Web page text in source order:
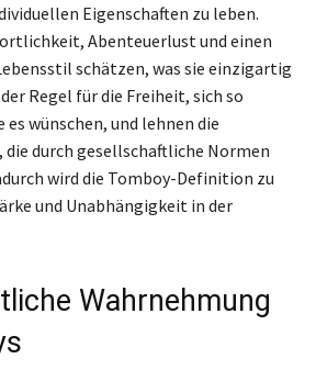
Eigenschaften zu leben.
Abenteuerlust und einen
schätzen, was sie einzigartig
Regel für die Freiheit, sich so
es wünschen, und lehnen die
die durch gesellschaftliche Normen
wird die Tomboy-Definition zu
und Unabhängigkeit in der
Wahrnehmung